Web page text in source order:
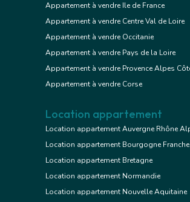
Appartement à vendre Ile de France
Appartement à vendre Centre Val de Loire
Appartement à vendre Occitanie
Appartement à vendre Pays de la Loire
Appartement à vendre Provence Alpes
Appartement à vendre Corse
Location appartement
Location appartement Auvergne Rhône
Location appartement Bourgogne
Location appartement Bretagne
Location appartement Normandie
Location appartement Nouvelle Aquitaine